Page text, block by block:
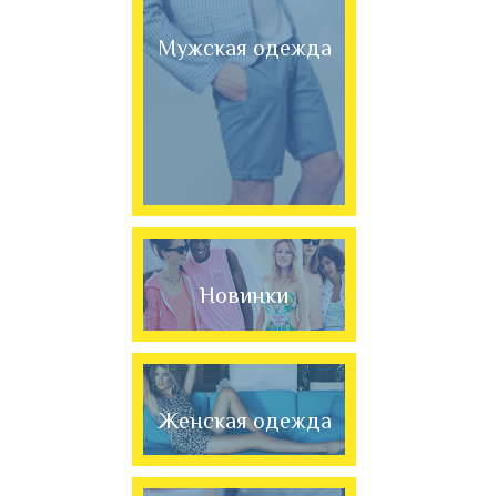
Мужская одежда
Новинки
Женская одежда